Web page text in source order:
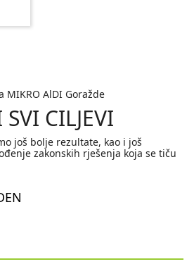
MIKRO AlDI Goražde
CILJEVI
još bolje rezultate, kao i još
zakonskih rješenja koja se tiču